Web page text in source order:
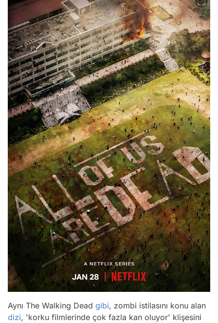
Aynı The Walking Dead gibi, zombi istilasını konu alan
dizi, 'korku filmlerinde çok fazla kan oluyor' klişesini